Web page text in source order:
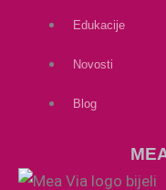
Edukacije
Novosti
Blog